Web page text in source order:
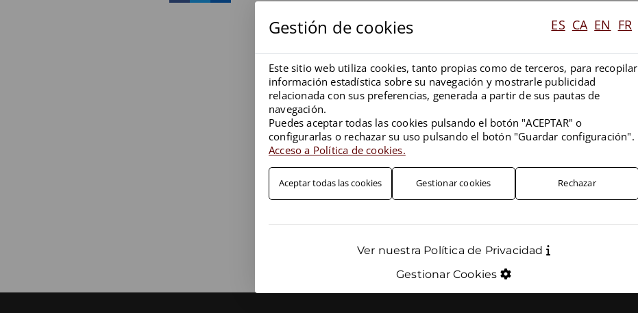
Gestión de cookies ES CA EN FR
Este sitio web utiliza cookies, tanto propias como de terceros, para recopilar
información estadística sobre su navegación y mostrarle publicidad
relacionada con sus preferencias, generada a partir de sus pautas de
navegación.
Puedes aceptar todas las cookies pulsando el botón "ACEPTAR" o
configurarlas o rechazar su uso pulsando el botón "Guardar configuración".
Acceso a Política de cookies.
Aceptar todas las cookies Gestionar cookies Rechazar
Ver nuestra Política de Privacidad
Gestionar Cookies